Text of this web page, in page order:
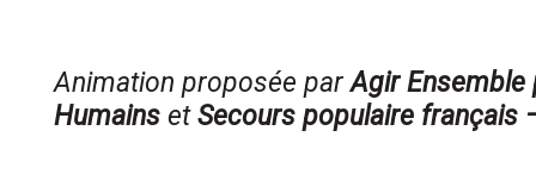
Animation proposée par Agir
Humains etSecours populaire français